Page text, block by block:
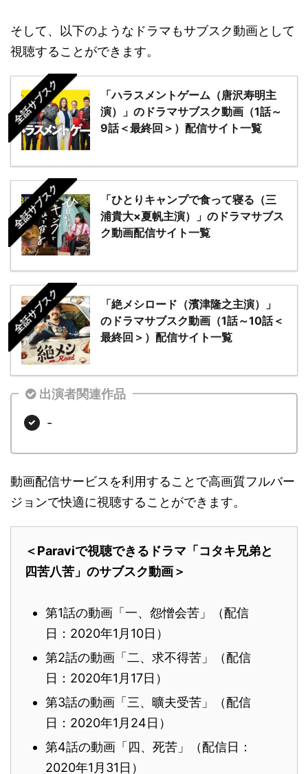
そして、以下のようなドラマもサブスク動画として
視聴することができます。
全話サブスク
「ハラスメントゲーム（唐沢寿明主
演）」のドラマサブスク動画（1話～
9話＜最終回＞）配信サイト一覧
全話サブスク
「ひとりキャンプで食って寝る（三
浦貴大×夏帆主演）」のドラマサブス
ク動画配信サイト一覧
全話サブスク
「絶メシロード（濱津隆之主演）」
のドラマサブスク動画（1話～10話＜
最終回＞）配信サイト一覧
出演者関連作品
-
動画配信サービスを利用することで高画質フルバー
ジョンで快適に視聴することができます。
＜Paraviで視聴できるドラマ「コタキ兄弟と
四苦八苦」のサブスク動画＞
第1話の動画「一、怨憎会苦」（配信
日：2020年1月10日）
第2話の動画「二、求不得苦」（配信
日：2020年1月17日）
第3話の動画「三、曠夫受苦」（配信
日：2020年1月24日）
第4話の動画「四、死苦」（配信日：
2020年1月31日）